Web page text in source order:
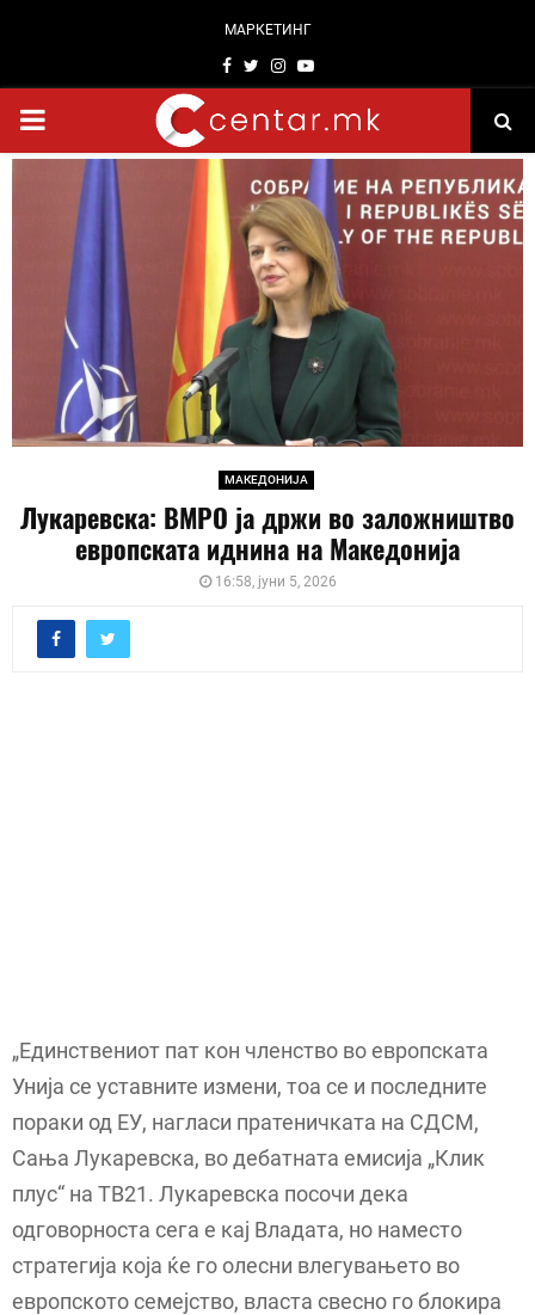
МАРКЕТИНГ
Facebook
TwitterInstagram
Youtube
PRIMARY
MENU
МАКЕДОНИЈА
Лукаревска: ВМРО ја држи во заложништво
европската иднина на Македонија
16:58, јуни 5, 2026
„Единствениот пат кон членство во европската
Унија се уставните измени, тоа се и последните
пораки од ЕУ, нагласи пратеничката на СДСМ,
Сања Лукаревска, во дебатната емисија „Клик
плус“ на ТВ21. Лукаревска посочи дека
одговорноста сега е кај Владата, но наместо
стратегија која ќе го олесни влегувањето во
европското семејство, власта свесно го блокира